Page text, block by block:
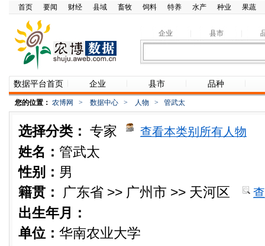
首页 要闻 财经 县域 畜牧 饲料 特养 水产 种业 果蔬
企业 县市
数据平台首页 企业 县市 品种
您的位置： 农博网 > 数据中心 > 人物 > 管武太
选择分类： 专家 查看本类别所有人物
姓名： 管武太
性别： 男
籍贯：
广东省 >> 广州市 >> 天河区
出生年月：
单位： 华南农业大学